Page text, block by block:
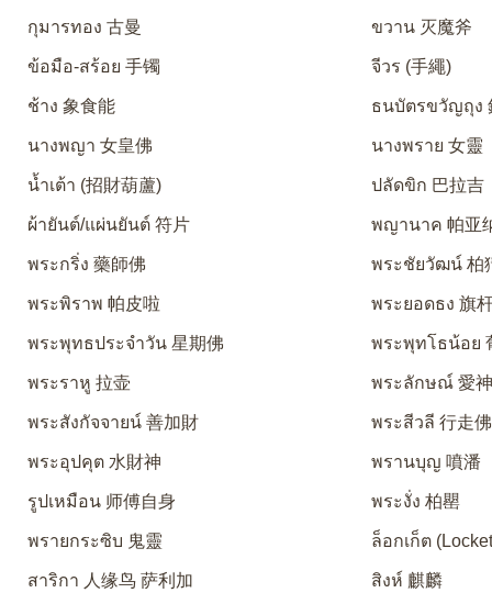
กุมารทอง 古曼 ขวาน 灭魔斧
ข้อมือ-สร้อย 手镯 จีวร (手繩)
ช้าง 象食能 ธนบัตรขวัญถุง
นางพญา 女皇佛 นางพราย 女靈
น้ำเต้า (招財葫蘆) ปลัดขิก 巴拉吉
ผ้ายันต์/แผ่นยันต์ 符片 พญานาค 帕亚
พระกริ่ง 藥師佛 พระชัยวัฒน์ 柏
พระพิราพ 帕皮啦 พระยอดธง 旗
พระพุทธประจำวัน 星期佛 พระพุทโธน้อย
พระราหู 拉壶 พระลักษณ์ 愛
พระสังกัจจายน์ 善加財 พระสีวลี 行走佛
พระอุปคุต 水財神 พรานบุญ 噴潘
รูปเหมือน 师傅自身 พระงั่ง 柏罌
พรายกระซิบ 鬼靈 ล็อกเก็ต
สาริกา 人缘鸟 萨利加 สิงห์ 麒麟